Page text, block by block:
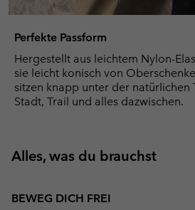
Perfekte Passform
Hergestellt aus leichtem Nylon-
sie leicht konisch von
sitzen knapp unter der natürlichen
Stadt, Trail und alles dazwischen.
Alles, was du brauchst
BEWEG DICH FREI